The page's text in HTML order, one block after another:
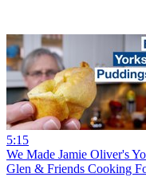
5:15
We Made Jamie Oliver's
Glen & Friends Cooking